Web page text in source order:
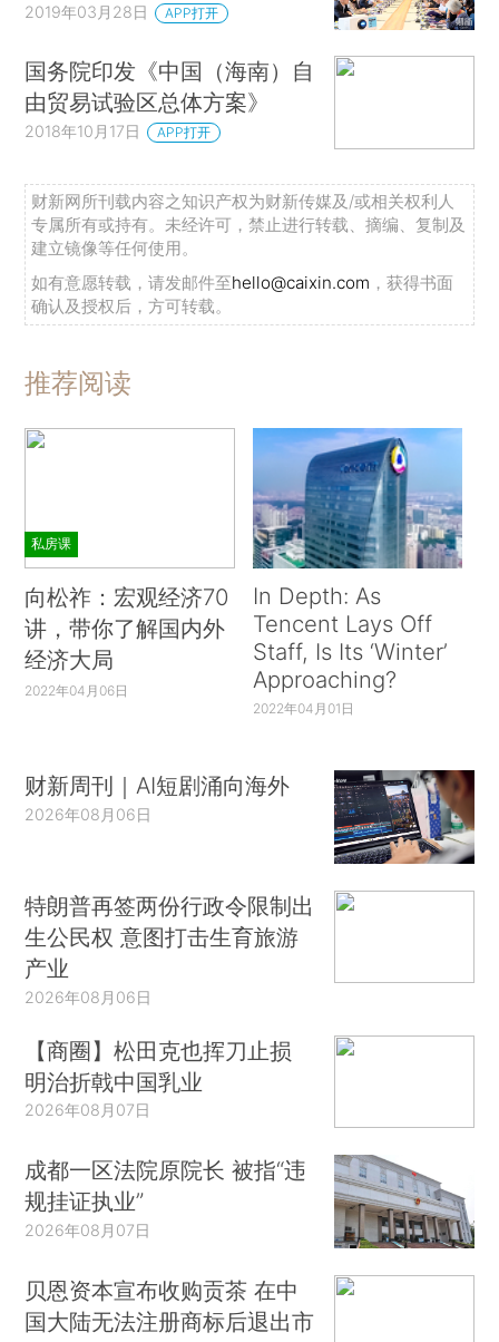
2019年03月28日 APP打开
国务院印发《中国（海南）自
由贸易试验区总体方案》
2018年10月17日 APP打开
财新网所刊载内容之知识产权为财新传媒及/或相关权利人
专属所有或持有。未经许可，禁止进行转载、摘编、复制及
建立镜像等任何使用。
如有意愿转载，请发邮件至hello@caixin.com ，获得书面
确认及授权后，方可转载。
推荐阅读
私房课
向松祚：宏观经济70
讲，带你了解国内外
经济大局
2022年04月06日
In Depth: As
Tencent Lays Off
Staff, Is Its ‘Winter’
Approaching?
2022年04月01日
财新周刊｜AI短剧涌向海外
2026年08月06日
特朗普再签两份行政令限制出
生公民权 意图打击生育旅游
产业
2026年08月06日
【商圈】松田克也挥刀止损
明治折戟中国乳业
2026年08月07日
成都一区法院原院长 被指“违
规挂证执业”
2026年08月07日
贝恩资本宣布收购贡茶 在中
国大陆无法注册商标后退出市